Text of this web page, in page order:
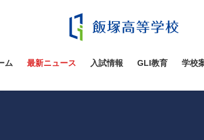
ツ
ス
シ
ン
ム 最新ニュース 入試情報 GLI教育 学校